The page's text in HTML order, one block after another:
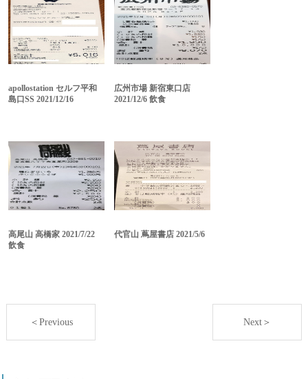
apollostation セルフ平和
島口SS 2021/12/16
広州市場 新宿東口店
2021/12/6 飲食
高尾山 高橋家 2021/7/22
飲食
代官山 蔦屋書店 2021/5/6
＜Previous Next＞